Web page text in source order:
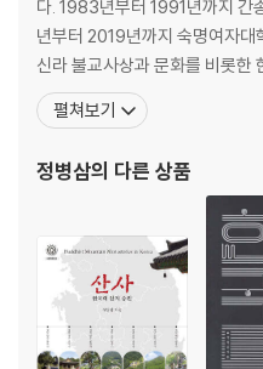
2. 연기와 성기
3. 수행과 성불론
4. 해인설
5. 교판론
1. 일승사상과 사회의식
2. 미타신앙과 일승정토
3. 관음신앙과 신라 불국토
다. 1983년부터 1991년까지 간
년부터 2019년까지 숙명여자대
신라 불교사상과 문화를 비롯한
연구하고 있다. 주요 저서로 『의
교이야기』, 『나는 오늘 사찰에 간
『한국 불교사 연구 입문』 등이 있
펼쳐보기
정병삼의 다른 상품